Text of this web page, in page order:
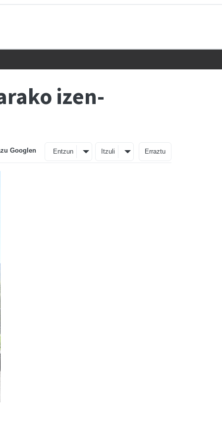
izen-
Googlen Entzun Itzuli Erraztu